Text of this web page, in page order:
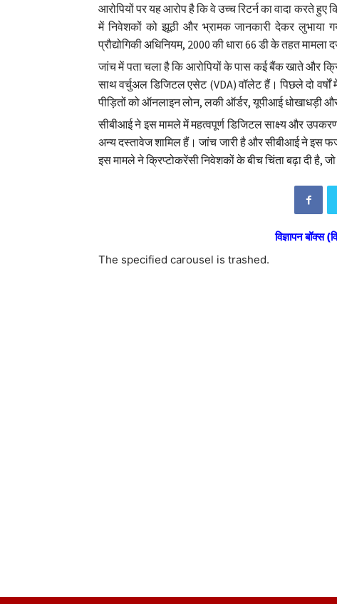
आरोपियों पर यह आरोप है कि वे उच्च रिटर्न का वादा करते
में निवेशकों को झूठी और भ्रामक जानकारी देकर लुभाया
प्रौद्योगिकी अधिनियम, 2000 की धारा 66 डी के तहत मामला
जांच में पता चला है कि आरोपियों के पास कई बैंक खाते और
साथ वर्चुअल डिजिटल एसेट (VDA) वॉलेट हैं। पिछले दो
पीड़ितों को ऑनलाइन लोन, लकी ऑर्डर, यूपीआई धोखाधड़ी
सीबीआई ने इस मामले में महत्वपूर्ण डिजिटल साक्ष्य और
अन्य दस्तावेज शामिल हैं। जांच जारी है और सीबीआई ने इस
इस मामले ने क्रिप्टोकरेंसी निवेशकों के बीच चिंता बढ़ा दी है,
विज्ञापन बॉक्स
The specified carousel is trashed.